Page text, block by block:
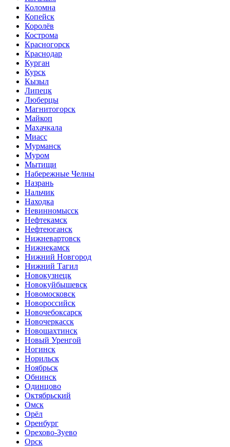
Коломна
Копейск
Королёв
Кострома
Красногорск
Краснодар
Курган
Курск
Кызыл
Липецк
Люберцы
Магнитогорск
Майкоп
Махачкала
Миасс
Мурманск
Муром
Мытищи
Набережные Челны
Назрань
Нальчик
Находка
Невинномысск
Нефтекамск
Нефтеюганск
Нижневартовск
Нижнекамск
Нижний Новгород
Нижний Тагил
Новокузнецк
Новокуйбышевск
Новомосковск
Новороссийск
Новочебоксарск
Новочеркасск
Новошахтинск
Новый Уренгой
Ногинск
Норильск
Ноябрьск
Обнинск
Одинцово
Октябрьский
Омск
Орёл
Оренбург
Орехово-Зуево
Орск